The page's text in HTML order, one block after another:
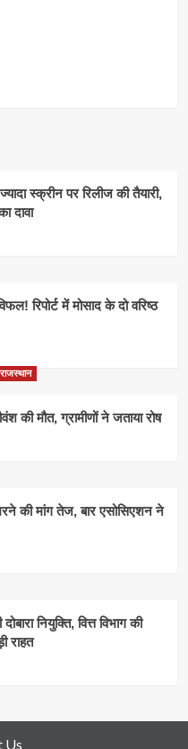
स्क्रीन पर रिलीज की तैयारी,
दावा
रिपोर्ट में मोसाद के दो वरिष्ठ
राजस्थान
की मौत, ग्रामीणों ने जताया रोष
की मांग तेज, बार एसोसिएशन ने
नियुक्ति, वित्त विभाग की
राहत
Us